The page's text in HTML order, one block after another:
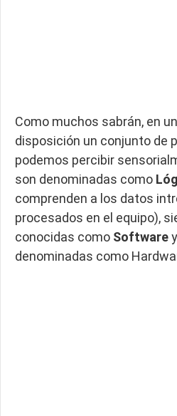
Como muchos sabrán, en
disposición un conjunto de
podemos percibir
son denominadas como
comprenden a los datos
procesados en el equipo),
conocidas como Software
denominadas como